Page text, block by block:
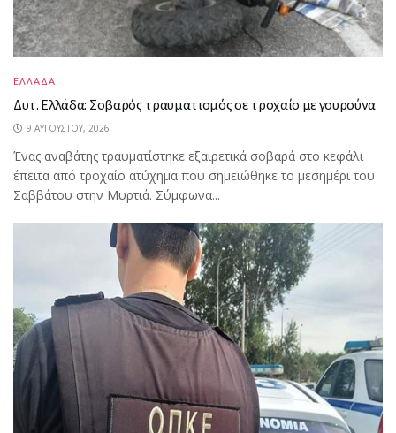
ΕΛΛΑΔΑ
Δυτ. Ελλάδα: Σοβαρός τραυματισμός σε τροχαίο με γουρούνα
9 ΑΥΓΟΎΣΤΟΥ, 2026
Ένας αναβάτης τραυματίστηκε εξαιρετικά σοβαρά στο κεφάλι
έπειτα από τροχαίο ατύχημα που σημειώθηκε το μεσημέρι του
Σαββάτου στην Μυρτιά. Σύμφωνα...